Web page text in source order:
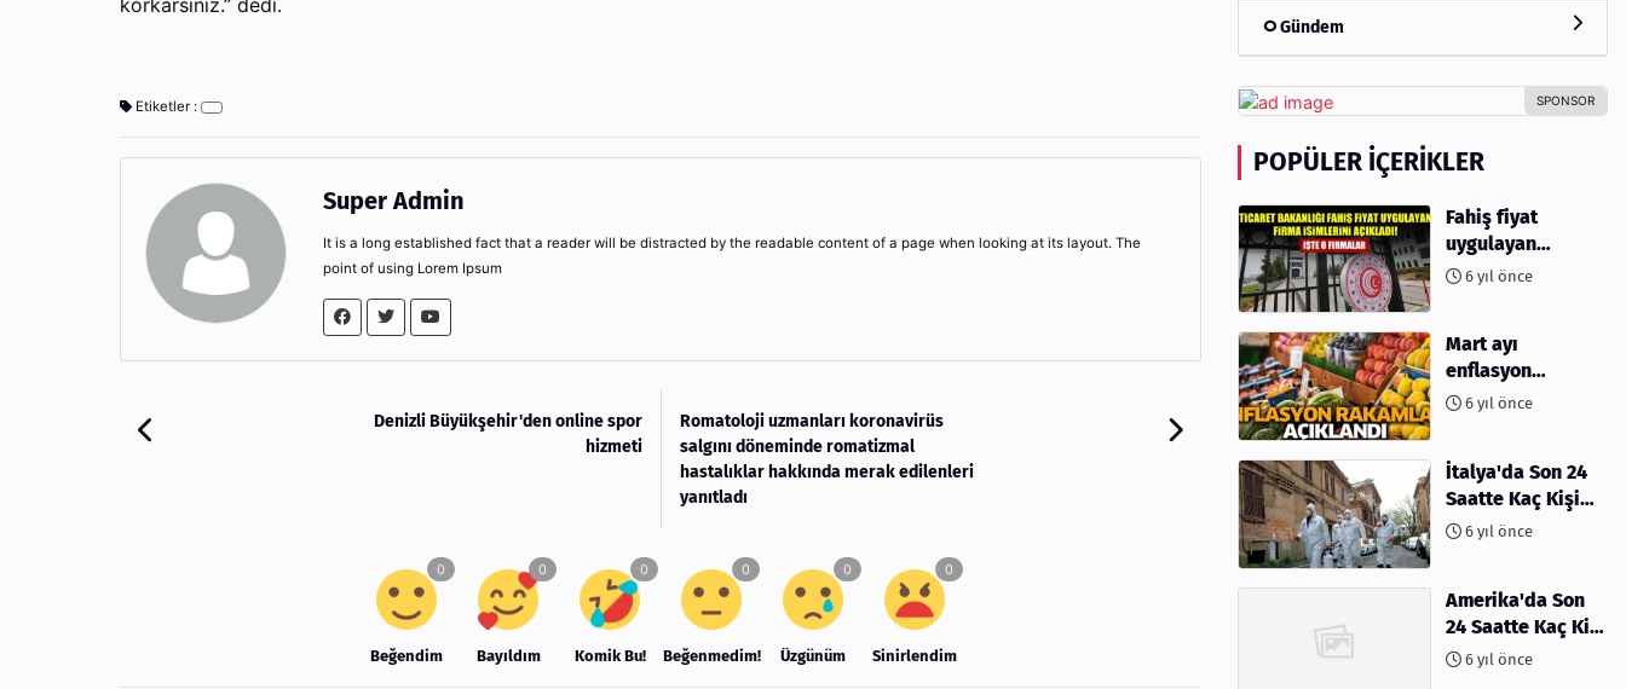
korkarsınız.” dedi.
Etiketler :
Super Admin
It is a long established fact that a reader will be distracted by the readable content of a page when looking at its layout. The
point of using Lorem Ipsum
Denizli Büyükşehir'den online spor
hizmeti
Romatoloji uzmanları koronavirüs
salgını döneminde romatizmal
hastalıklar hakkında merak edilenleri
yanıtladı
Beğendim Bayıldım Komik Bu! Beğenmedim! Üzgünüm Sinirlendim
Gündem
POPÜLER İÇERIKLER
Fahiş fiyat
uygulayan
firmalar açıklandı
6 yıl önce
Mart ayı
enflasyon
rakamları
6 yıl önce
İtalya'da Son 24
Saatte Kaç Kişi
Öldü6 yıl önce
Amerika'da Son
24 Saatte Kaç Kişi
Öldü - 06 Nisan
6 yıl önce